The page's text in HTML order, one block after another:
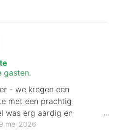
gasten.
- we kregen een
met een prachtig
was erg aardig en
mei 2026